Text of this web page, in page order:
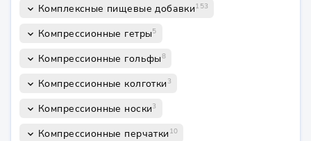
keyboard_arrow_down Комплексные пищевые добавки153
keyboard_arrow_down Компрессионные гетры5
keyboard_arrow_down Компрессионные гольфы8
keyboard_arrow_down Компрессионные колготки 3
keyboard_arrow_down Компрессионные носки3
keyboard_arrow_down Компрессионные перчатки 10